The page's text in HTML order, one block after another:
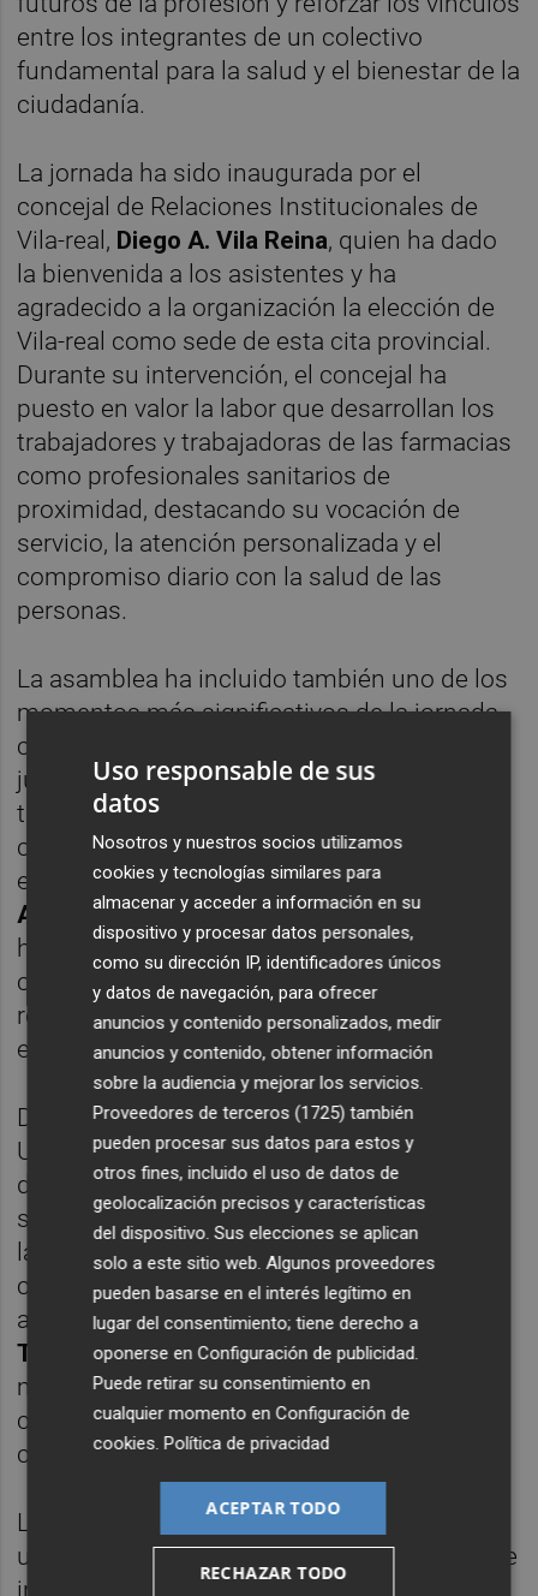
entre los integrantes de un colectivo
fundamental para la salud y el bienestar de la
ciudadanía.
La jornada ha sido inaugurada por el
concejal de Relaciones Institucionales de
Vila-real, Diego A. Vila Reina, quien ha dado
la bienvenida a los asistentes y ha
agradecido a la organización la elección de
Vila-real como sede de esta cita provincial.
Durante su intervención, el concejal ha
puesto en valor la labor que desarrollan los
trabajadores y trabajadoras de las farmacias
como profesionales sanitarios de
proximidad, destacando su vocación de
servicio, la atención personalizada y el
compromiso diario con la salud de las
personas.
La asamblea ha incluido también uno de los
momentos más significativos de la jornada
con el homenaje a los profesionales
jubilados, un reconocimiento a toda una
trayectoria dedicada al servicio de la
ciudadanía. Entre las personas distinguidas
en esta edición se encontrabanAntonio
Arrufaty el vila-realenseSantiago Vila
han recibido el cariño y el aplauso de sus
compañeros y compañeras en
reconocimiento a una carrera profesional
ejemplar.
Desde el Ayuntamiento se ha felicitado a la
UTF por la labor que desarrolla en defensa
de los intereses de los trabajadores del
sector farmacéutico y por su contribución a
la mejora de la profesión. Asimismo, el
consistorio ha querido expresar un especial
agradecimiento al presidente de la entidad,
Txema Herrero, así como al resto de
miembros de la junta directiva, por la
confianza depositada en la ciudad para la
celebración de este encuentro provincial.
La jornada ha convertido el Gran Casino en
un espacio de convivencia, reconocimiento e
Uso responsable de sus
datos
Nosotros y nuestros socios utilizamos
cookies y tecnologías similares para
almacenar y acceder a información en su
dispositivo y procesar datos personales,
como su dirección IP, identificadores únicos
y datos de navegación, para ofrecer
anuncios y contenido personalizados, medir
anuncios y contenido, obtener información
sobre la audiencia y mejorar los servicios.
Proveedores de terceros (1725) también
pueden procesar sus datos para estos y
otros fines, incluido el uso de datos de
geolocalización precisos y características
del dispositivo. Sus elecciones se aplican
solo a este sitio web. Algunos proveedores
pueden basarse en el interés legítimo en
lugar del consentimiento; tiene derecho a
oponerse enConfiguración de publicidad.
Puede retirar su consentimiento en
cualquier momento enConfiguración de
cookies.Política de privacidad
ACEPTAR TODO
RECHAZAR TODO